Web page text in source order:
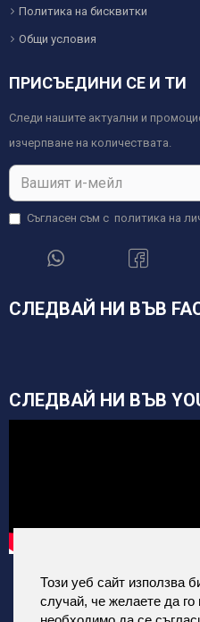
Този уеб сайт използва
случай, че желаете да го
Политика на бисквитки
Общи условия
ПРИСЪЕДИНИ СЕ И ТИ
Следи нашите актуални и
изчерпване на количествата.
Съгласен съм с политика на
СЛЕДВАЙ НИ ВЪВ
СЛЕДВАЙ НИ ВЪВ